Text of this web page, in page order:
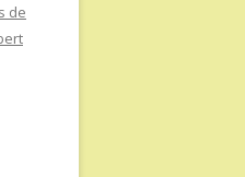
de